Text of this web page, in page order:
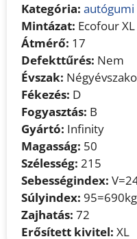
Kategória: autógumi
Mintázat: Ecofour XL
Átmérő: 17
Defekttűrés: Nem
Évszak:
Fékezés: D
Fogyasztás: B
Gyártó: Infinity
Magasság: 50
Szélesség: 215
Sebességindex:
Súlyindex: 95=690kg
Zajhatás: 72
Erősített kivitel: XL